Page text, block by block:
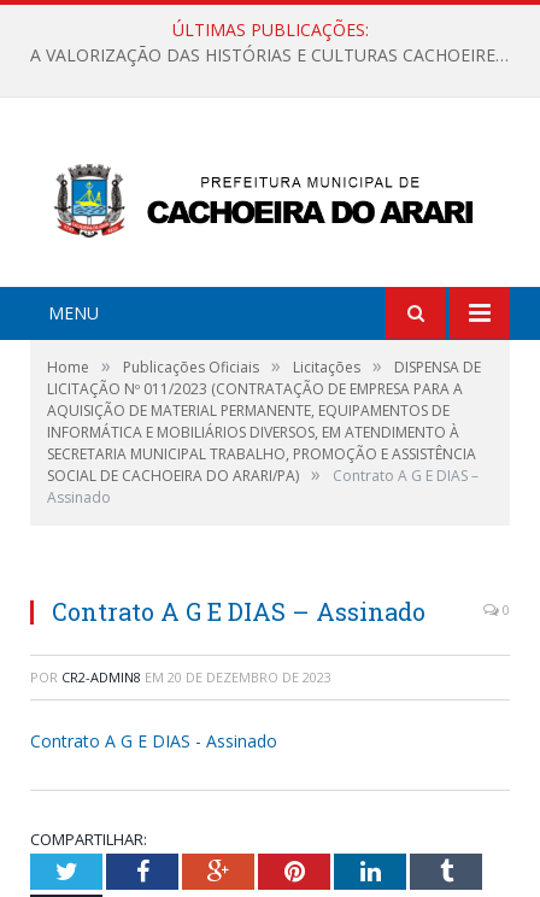
ÚLTIMAS PUBLICAÇÕES:
A VALORIZAÇÃO DAS HISTÓRIAS E CULTURAS CACHOEIRENSES
MENU
Home » Publicações Oficiais » Licitações »
DISPENSA DE
LICITAÇÃO Nº 011/2023 (CONTRATAÇÃO DE EMPRESA PARA A
AQUISIÇÃO DE MATERIAL PERMANENTE, EQUIPAMENTOS DE
INFORMÁTICA E MOBILIÁRIOS DIVERSOS, EM ATENDIMENTO À
SECRETARIA MUNICIPAL TRABALHO, PROMOÇÃO E ASSISTÊNCIA
SOCIAL DE CACHOEIRA DO ARARI/PA) »
Contrato A G E DIAS –
Assinado
Contrato A G E DIAS – Assinado 0
POR CR2-ADMIN8 EM 20 DE DEZEMBRO DE 2023
Contrato A G E DIAS - Assinado
COMPARTILHAR:
TwitterFacebookGoogle+PinterestLinkedInTumblr